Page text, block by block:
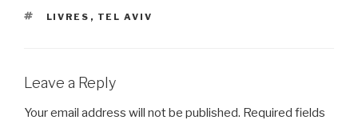
TAGS
LIVRES , TEL AVIV
Leave a Reply
Your email address will not be published. Required fields